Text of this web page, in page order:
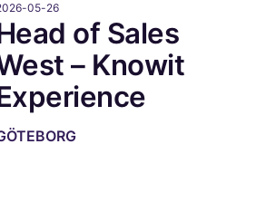
05-26
of Sales
– Knowit